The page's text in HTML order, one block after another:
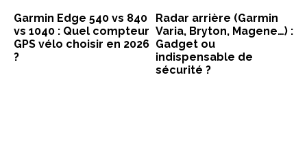
Garmin Edge 540 vs 840
vs 1040 : Quel compteur
GPS vélo choisir en 2026
?
Radar arrière (Garmin
Varia, Bryton, Magene…) :
Gadget ou
indispensable de
sécurité ?